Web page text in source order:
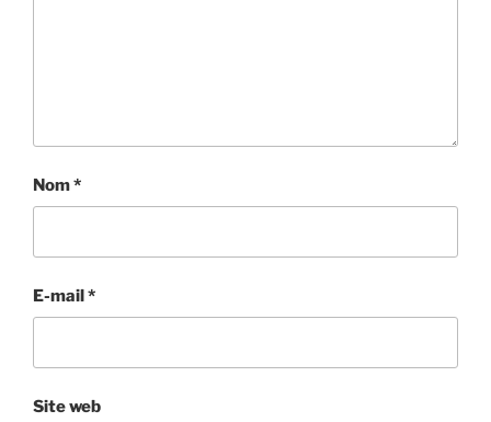
Nom*
E-mail*
Site web